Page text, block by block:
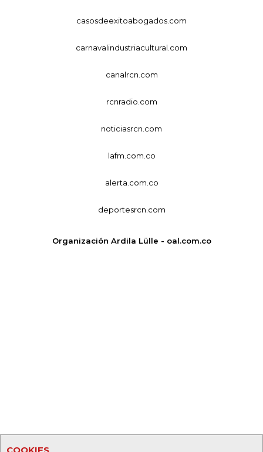
casosdeexitoabogados.com
carnavalindustriacultural.com
canalrcn.com
rcnradio.com
noticiasrcn.com
lafm.com.co
alerta.com.co
deportesrcn.com
Organización Ardila Lülle - oal.com.co